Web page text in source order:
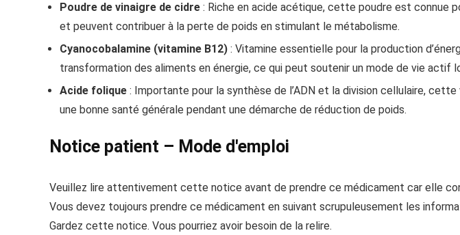
Poudre de vinaigre de cidre : Riche en acide acétique, cette poudre est connue
et peuvent contribuer à la perte de poids en stimulant le métabolisme.
Cyanocobalamine (vitamine B12) : Vitamine essentielle pour la production
transformation des aliments en énergie, ce qui peut soutenir un mode de vie actif
Acide folique : Importante pour la synthèse de l’ADN et la division cellulaire,
une bonne santé générale pendant une démarche de réduction de poids.
Notice patient – Mode d'emploi
Veuillez lire attentivement cette notice avant de prendre ce médicament car elle
Vous devez toujours prendre ce médicament en suivant scrupuleusement les
Gardez cette notice. Vous pourriez avoir besoin de la relire.